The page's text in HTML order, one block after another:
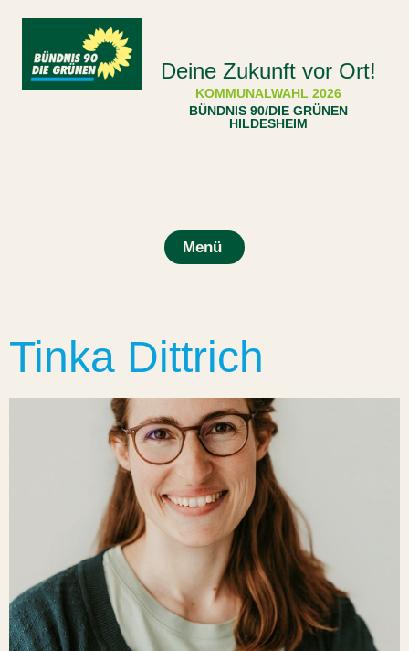
Deine Zukunft vor Ort!
KOMMUNALWAHL 2026
BÜNDNIS 90/DIE GRÜNEN
HILDESHEIM
Menü
Tinka Dittrich